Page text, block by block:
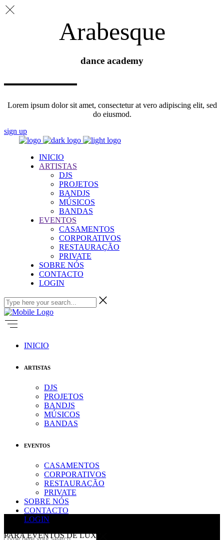
Arabesque
dance academy
Lorem ipsum dolor sit amet, consectetur at vero adipiscing elit, sed
do eiusmod.
sign up
INICIO
ARTISTAS
DJS
PROJETOS
BANDJS
MÚSICOS
BANDAS
EVENTOS
CASAMENTOS
CORPORATIVOS
RESTAURAÇÃO
PRIVATE
SOBRE NÓS
CONTACTO
LOGIN
INICIO
ARTISTAS
DJS
PROJETOS
BANDJS
MÚSICOS
BANDAS
EVENTOS
CASAMENTOS
CORPORATIVOS
RESTAURAÇÃO
PRIVATE
SOBRE NÓS
CONTACTO
LOGIN
PARA EVENTOS DE LUXO